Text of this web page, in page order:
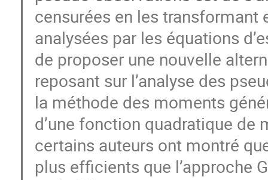
censurées en les transformant
analysées par les équations
de proposer une nouvelle
reposant sur l’analyse des
la méthode des moments
d’une fonction quadratique de
certains auteurs ont montré
plus efficients que l’approche